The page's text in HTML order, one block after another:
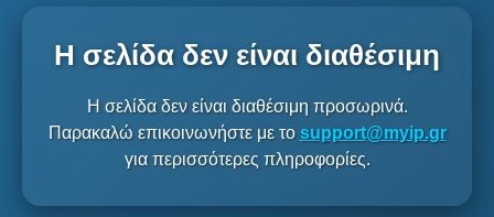
Η σελίδα δεν είναι διαθέσιμη
Η σελίδα δεν είναι διαθέσιμη προσωρινά.
Παρακαλώ επικοινωνήστε με το support@myip.gr
για περισσότερες πληροφορίες.